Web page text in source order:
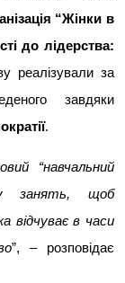
“Жінки в
до лідерства:
реалізували за
підтримки конкурсу мінігрантів, проведеного завдяки
.
“навчальний
занять, щоб
відчуває в часи
”, – розповідає